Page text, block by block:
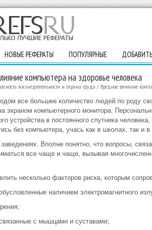
НОВЫЕ РЕФЕРАТЫ ПОПУЛЯРНЫЕ
компьютера на здоровье человека
жизнедеятельности и охрана труда / Вредное влияние
все большее количество людей по роду
экраном компьютерного монитора.
устройства в постоянного спутника
без компьютера, учась как в школах, так и в
Вполне понятно, что вопросы,
все чаще и чаще, вызывая
несколько факторов риска, которым
наличием электромагнитного
с мышцами и суставами;